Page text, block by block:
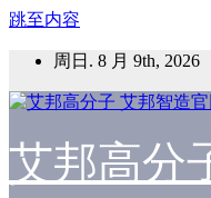
跳至内容
周日. 8 月 9th, 2026
艾邦高分